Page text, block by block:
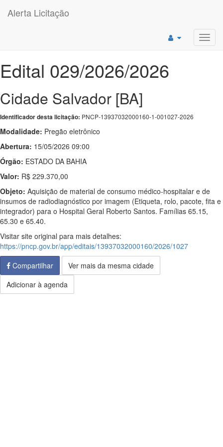
Alerta Licitação
Edital 029/2026/2026
Cidade Salvador [BA]
Identificador desta licitação: PNCP-13937032000160-1-001027-2026
Modalidade: Pregão eletrônico
Abertura: 15/05/2026 09:00
Órgão: ESTADO DA BAHIA
Valor: R$ 229.370,00
Objeto: Aquisição de material de consumo médico-hospitalar e de
insumos de radiodiagnóstico por imagem (Etiqueta, rolo, pacote, fita e
integrador) para o Hospital Geral Roberto Santos. Famílias 65.15,
65.30 e 65.40.
Visitar site original para mais detalhes:
https://pncp.gov.br/app/editais/13937032000160/2026/1027
Compartilhar
Ver mais da mesma cidade
Adicionar à agenda